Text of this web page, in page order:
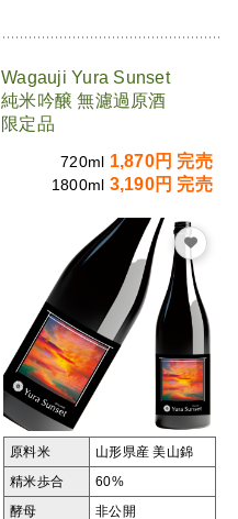
Wagauji Yura Sunset
純米吟醸 無濾過原酒
限定品
720ml 1,870円 完売
1800ml 3,190円 完売
原料米 山形県産 美山錦
精米歩合 60%
酵母 非公開